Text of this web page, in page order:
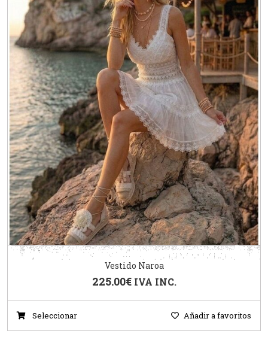
Vestido Naroa
225.00€ IVA INC.
Seleccionar Añadir a favoritos